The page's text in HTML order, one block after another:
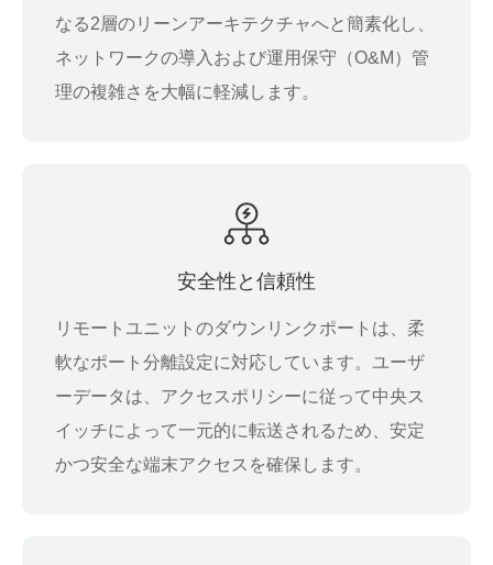
なる2層のリーンアーキテクチャへと簡素化し、
ネットワークの導入および運用保守（O&M）管
理の複雑さを大幅に軽減します。
安全性と信頼性
リモートユニットのダウンリンクポートは、柔
軟なポート分離設定に対応しています。ユーザ
ーデータは、アクセスポリシーに従って中央ス
イッチによって一元的に転送されるため、安定
かつ安全な端末アクセスを確保します。